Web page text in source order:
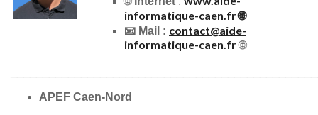
informatique-caen.fr🌐
📧 Mail : contact@aide-
informatique-caen.fr🌐
APEF Caen-Nord